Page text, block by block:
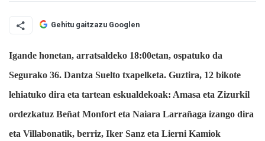
Gehitu gaitzazu Googlen
Igande honetan, arratsaldeko 18:00etan, ospatuko da
Segurako 36. Dantza Suelto txapelketa. Guztira, 12 bikote
lehiatuko dira eta tartean eskualdekoak: Amasa eta Zizurkil
ordezkatuz Beñat Monfort eta Naiara Larrañaga izango dira
eta Villabonatik, berriz, Iker Sanz eta Lierni Kamiok